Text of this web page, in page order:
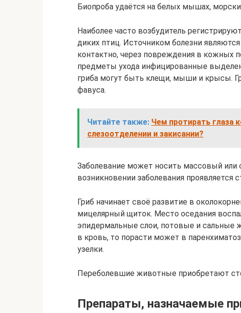
Биопроба удаётся на белых мышах,
Наиболее часто возбудитель
диких птиц. Источником болезни
контактно, через повреждения в кожных
предметы ухода инфицированные
гриба могут быть клещи, мыши и крысы.
фавуса.
Читайте также: Чем протирать глаза
слезоотделении и закисании?
Заболевание может носить массовый или
возникновении заболевания проявляется
Гриб начинает своё развитие в
мицелярный щиток. Место оседания
эпидермальные слои, потовые и сальные
в кровь, то порасти может в
узелки.
Переболевшие животные приобретают
Препараты, назначаемые